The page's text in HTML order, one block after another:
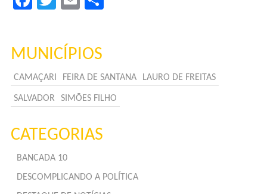
MUNICÍPIOS
CAMAÇARI FEIRA DE SANTANA LAURO DE FREITAS
SALVADOR SIMÕES FILHO
CATEGORIAS
BANCADA 10
DESCOMPLICANDO A POLÍTICA